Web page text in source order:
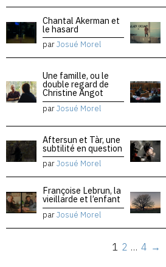
Chantal Akerman et
le hasard
parJosué Morel
Une famille, ou le
double regard de
Christine Angot
parJosué Morel
Aftersun et Tàr, une
subtilité en question
parJosué Morel
Françoise Lebrun, la
vieillarde et l’enfant
parJosué Morel
1 2 … 4 →